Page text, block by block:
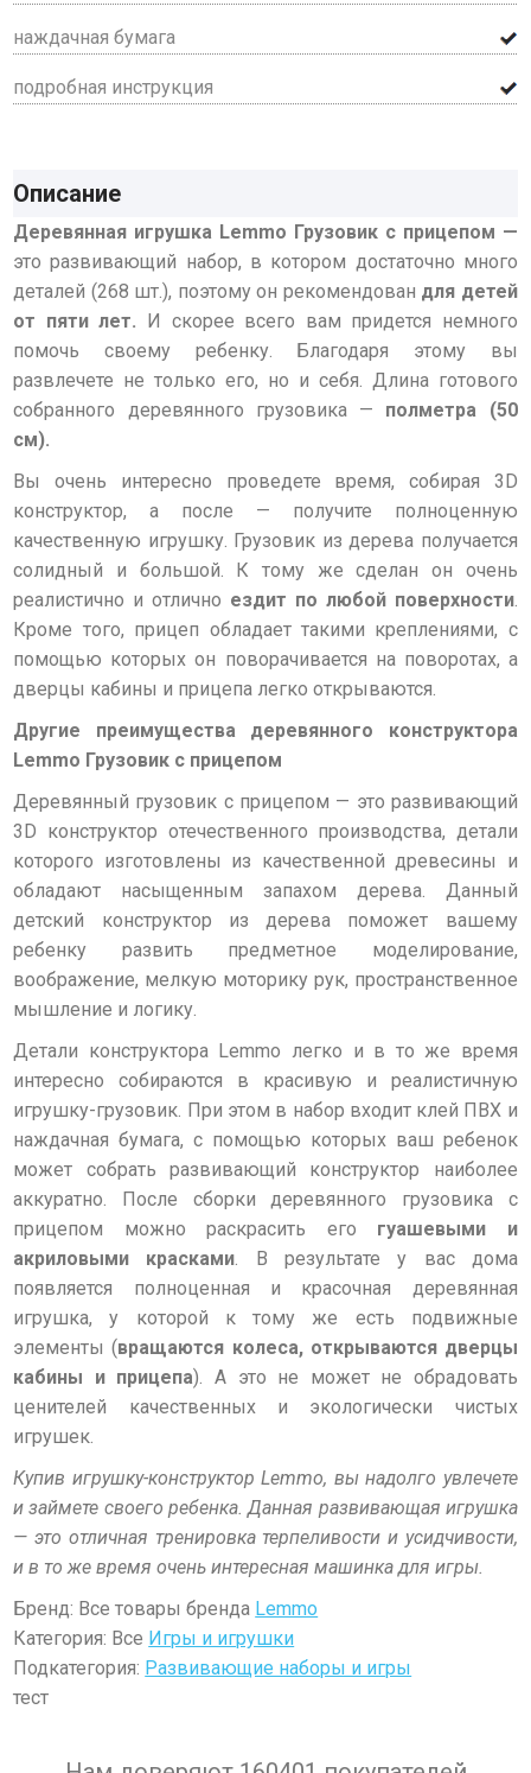
наждачная бумага
подробная инструкция
Описание
Деревянная игрушка Lemmo Грузовик с прицепом —
это развивающий набор, в котором достаточно много
деталей (268 шт.), поэтому он рекомендован для детей
от пяти лет. И скорее всего вам придется немного
помочь своему ребенку. Благодаря этому вы
развлечете не только его, но и себя. Длина готового
собранного деревянного грузовика — полметра (50
см).
Вы очень интересно проведете время, собирая 3D
конструктор, а после — получите полноценную
качественную игрушку. Грузовик из дерева получается
солидный и большой. К тому же сделан он очень
реалистично и отлично ездит по любой поверхности.
Кроме того, прицеп обладает такими креплениями, с
помощью которых он поворачивается на поворотах, а
дверцы кабины и прицепа легко открываются.
Другие преимущества деревянного конструктора
Lemmo Грузовик с прицепом
Деревянный грузовик с прицепом — это развивающий
3D конструктор отечественного производства, детали
которого изготовлены из качественной древесины и
обладают насыщенным запахом дерева. Данный
детский конструктор из дерева поможет вашему
ребенку развить предметное моделирование,
воображение, мелкую моторику рук, пространственное
мышление и логику.
Детали конструктора Lemmo легко и в то же время
интересно собираются в красивую и реалистичную
игрушку-грузовик. При этом в набор входит клей ПВХ и
наждачная бумага, с помощью которых ваш ребенок
может собрать развивающий конструктор наиболее
аккуратно. После сборки деревянного грузовика с
прицепом можно раскрасить его гуашевыми и
акриловыми красками. В результате у вас дома
появляется полноценная и красочная деревянная
игрушка, у которой к тому же есть подвижные
элементы (вращаются колеса, открываются дверцы
кабины и прицепа). А это не может не обрадовать
ценителей качественных и экологически чистых
игрушек.
Купив игрушку-конструктор Lemmo, вы надолго увлечете
и займете своего ребенка. Данная развивающая игрушка
— это отличная тренировка терпеливости и усидчивости,
и в то же время очень интересная машинка для игры.
Бренд: Все товары бренда Lemmo
Категория: Все Игры и игрушки
Подкатегория: Развивающие наборы и игры
тест